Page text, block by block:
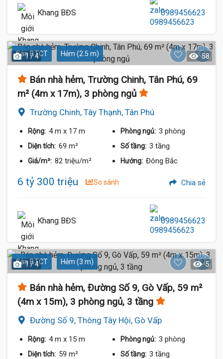
Khang BĐS 0989456623
Sàn BTCT Hẻm (2.5 m)
1 / 4 58
Bán nhà hẻm, Trường Chinh, Tân Phú, 69
m² (4m x 17m), 3 phòng ngủ
Trường Chinh, Tây Thạnh, Tân Phú
Rộng: 4 m x 17 m Phòng ngủ: 3 phòng
Diện tích: 69 m² Số tầng: 3 tầng
Giá/m²: 82 triệu/m² Hướng: Đông Bắc
6 tỷ 300 triệu So sánh Chia sẻ
Khang BĐS 0989456623
Sàn BTCT Hẻm (3 m)
1 / 4 5
Bán nhà hẻm, Đường Số 9, Gò Vấp, 59 m²
(4m x 15m), 3 phòng ngủ, 3 tầng
Đường Số 9, Thông Tây Hội, Gò Vấp
Rộng: 4 m x 15 m Phòng ngủ: 3 phòng
Diện tích: 59 m² Số tầng: 3 tầng